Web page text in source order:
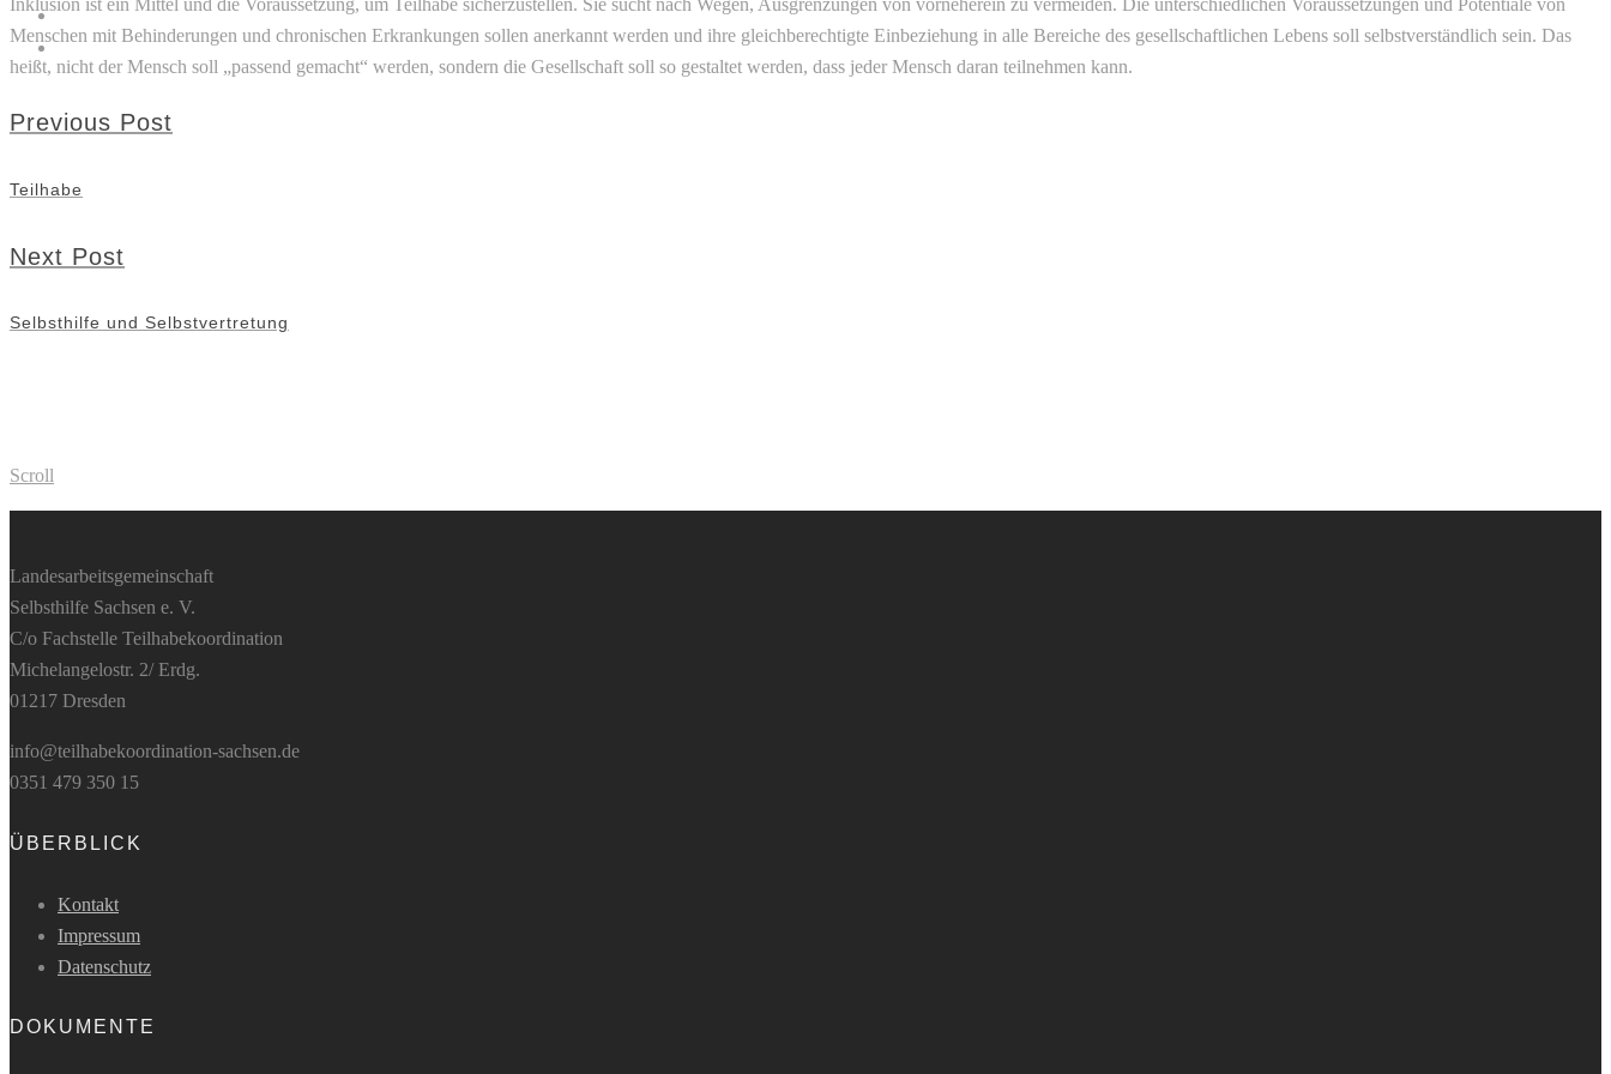
KOOPERATIONEN
Inklusion ist ein Mittel und die Voraussetzung, um Teilhabe sicherzustellen. Sie sucht nach Wegen, Ausgrenzungen von vorneherein zu vermeiden. Die unterschiedlichen Voraussetzungen und Potentiale von
Menschen mit Behinderungen und chronischen Erkrankungen sollen anerkannt werden und ihre gleichberechtigte Einbeziehung in alle Bereiche des gesellschaftlichen Lebens soll selbstverständlich sein. Das
heißt, nicht der Mensch soll „passend gemacht“ werden, sondern die Gesellschaft soll so gestaltet werden, dass jeder Mensch daran teilnehmen kann.
Previous Post
Teilhabe
Next Post
Selbsthilfe und Selbstvertretung
Scroll
Landesarbeitsgemeinschaft
Selbsthilfe Sachsen e. V.
C/o Fachstelle Teilhabekoordination
Michelangelostr. 2/ Erdg.
01217 Dresden
info@teilhabekoordination-sachsen.de
0351 479 350 15
ÜBERBLICK
Kontakt
Impressum
Datenschutz
DOKUMENTE